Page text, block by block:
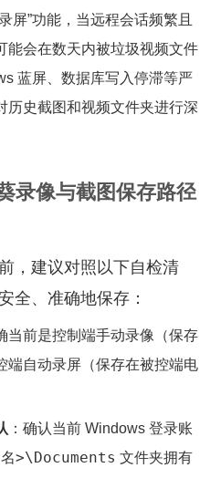
屏”功能，当远程会话频繁且
能会在数天内被垃圾视频文件
蓝屏、数据库写入停滞等严
历史截图和视频文件夹进行深
录像与截图保存路径
，建议对照以下自检清
全、准确地保存：
当前是控制端手动录像（保存
端自动录屏（保存在被控端电
：确认当前 Windows 登录账
>\Documents 文件夹拥有